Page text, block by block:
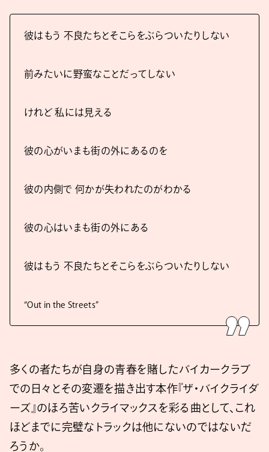
彼はもう 不良たちとそこらをぶらついたりしない
前みたいに野蛮なことだってしない
けれど 私には見える
彼の心がいまも街の外にあるのを
彼の内側で 何かが失われたのがわかる
彼の心はいまも街の外にある
彼はもう 不良たちとそこらをぶらついたりしない
“Out in the Streets”
多くの者たちが自身の青春を賭したバイカークラブ
での日々とその変遷を描き出す本作『ザ・バイクライダ
ーズ』のほろ苦いクライマックスを彩る曲として、これ
ほどまでに完璧なトラックは他にないのではないだ
ろうか。